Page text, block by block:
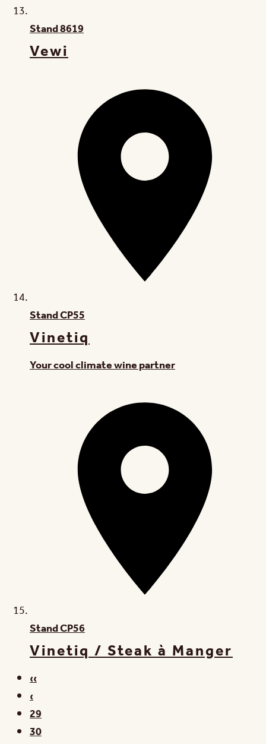
Stand8619
Vewi
StandCP55
Vinetiq
Your cool climate wine partner
StandCP56
Vinetiq / Steak à Manger
‹‹
‹
29
30